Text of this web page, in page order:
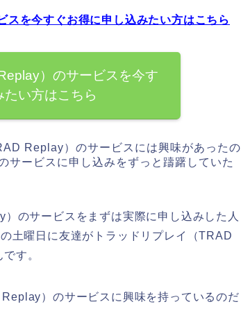
を今すぐお得に申し込みたい方はこちら
）のサービスを今す
たい方はこちら
Replay）のサービスには興味があったの
ービスに申し込みをずっと躊躇していた
のサービスをまずは実際に申し込みした人
土曜日に友達がトラッドリプレイ（TRAD
す。
）のサービスに興味を持っているのだ